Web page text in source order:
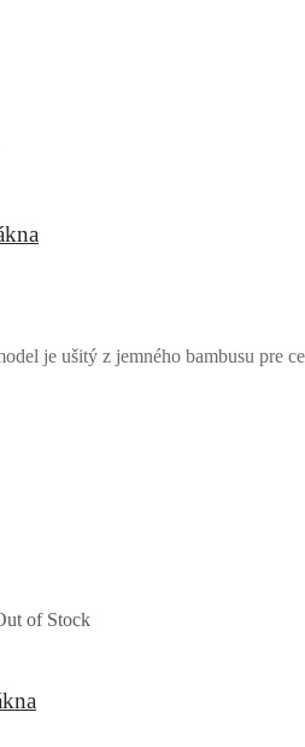
je ušitý z jemného bambusu pre
of Stock